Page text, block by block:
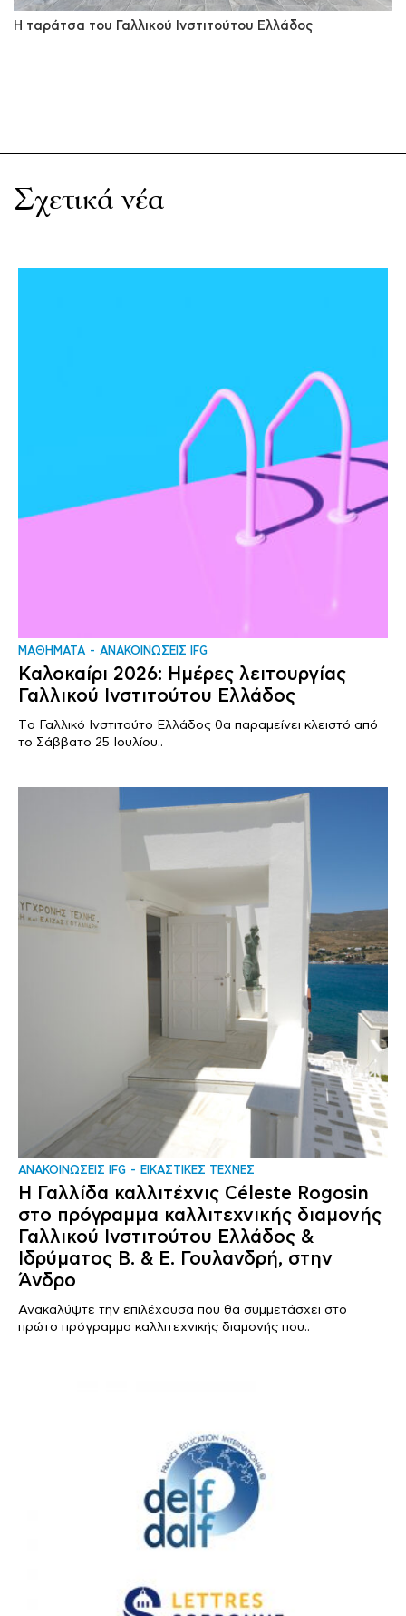
Η ταράτσα του Γαλλικού Ινστιτούτου Ελλάδος
Σχετικά νέα
ΜΑΘΗΜΑΤΑ ΑΝΑΚΟΙΝΩΣΕΙΣ IFG
Καλοκαίρι 2026: Ημέρες λειτουργίας
Γαλλικού Ινστιτούτου Ελλάδος
Tο Γαλλικό Ινστιτούτο Ελλάδος θα παραμείνει κλειστό από
το Σάββατο 25 Ιουλίου..
ΑΝΑΚΟΙΝΩΣΕΙΣ IFG ΕΙΚΑΣΤΙΚΕΣ ΤΕΧΝΕΣ
Η Γαλλίδα καλλιτέχνις Céleste Rogosin
στο πρόγραμμα καλλιτεχνικής διαμονής
Γαλλικού Ινστιτούτου Ελλάδος &
Ιδρύματος Β. & Ε. Γουλανδρή, στην
Άνδρο
Ανακαλύψτε την επιλέχουσα που θα συμμετάσχει στο
πρώτο πρόγραμμα καλλιτεχνικής διαμονής που..